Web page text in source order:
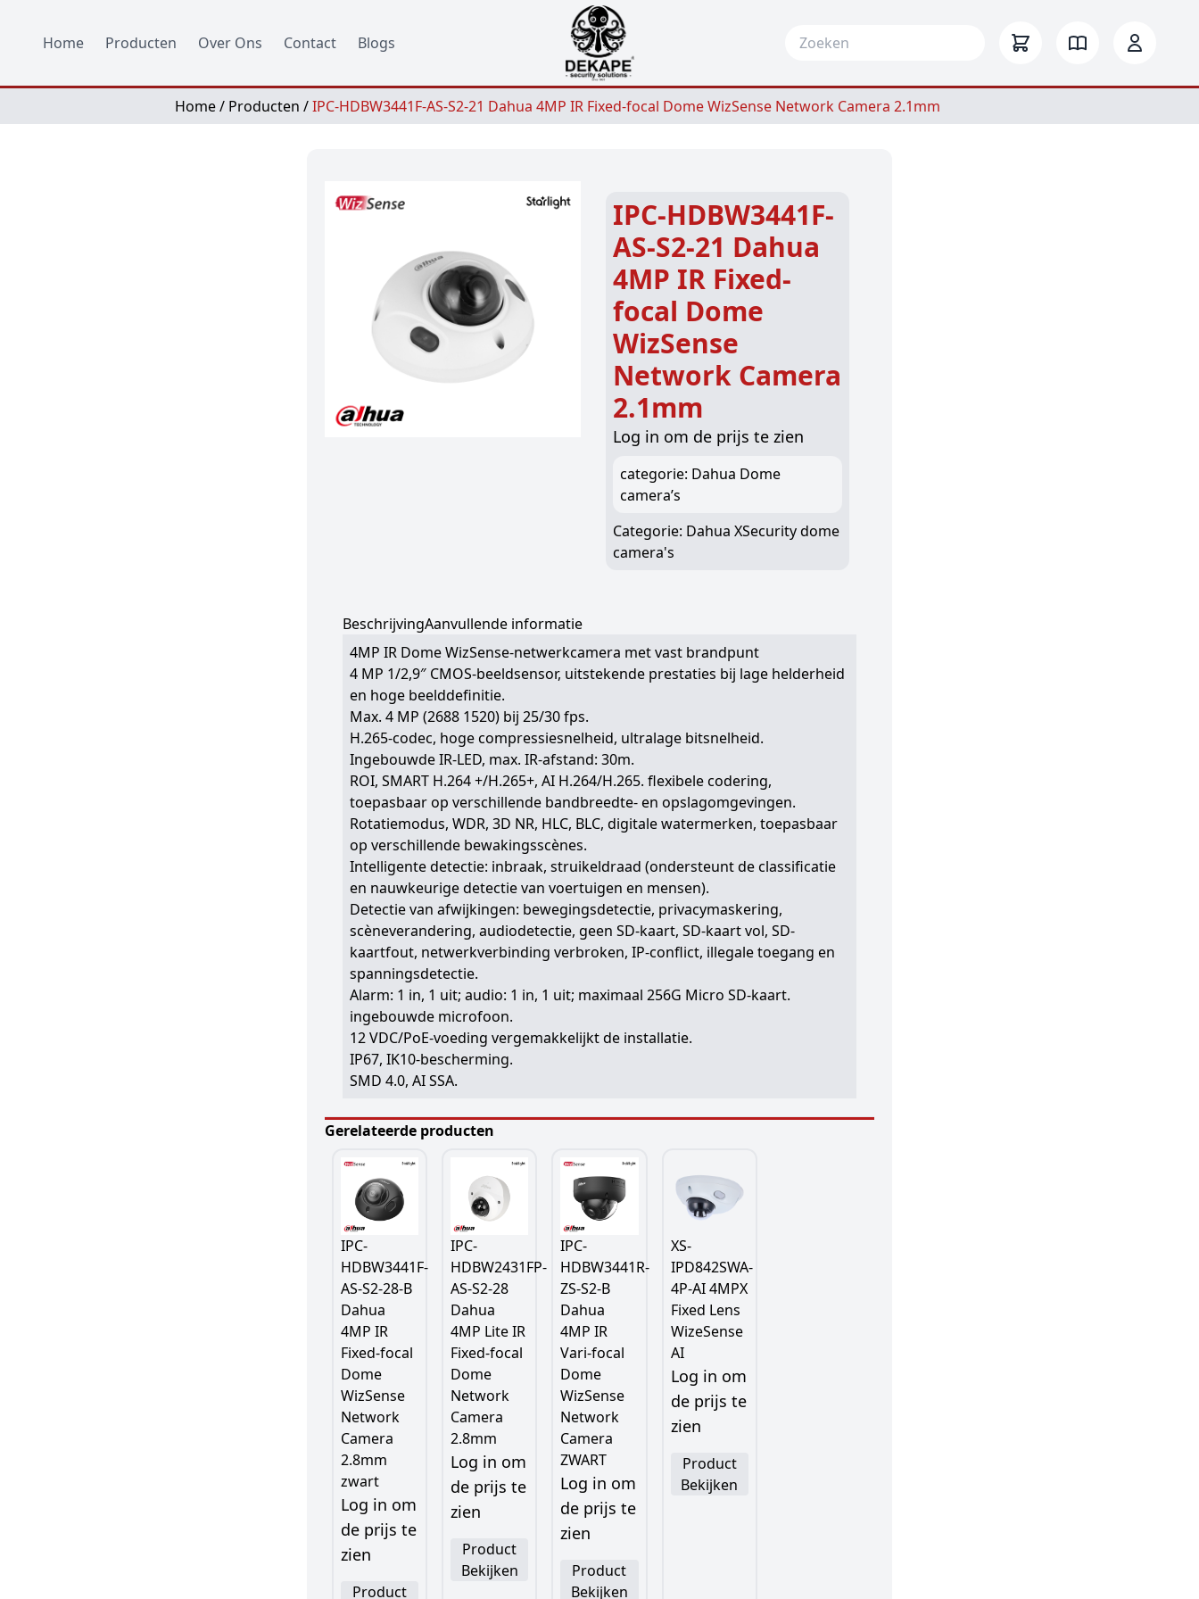
Home Producten Over Ons Contact Blogs Search for:
Home/ Producten /IPC-HDBW3441F-AS-S2-21 Dahua 4MP IR Fixed-focal Dome WizSense Network Camera 2.1mm
IPC-HDBW3441F-
AS-S2-21 Dahua
4MP IR Fixed-
focal Dome
WizSense
Network Camera
2.1mm
Log in om de prijs te zien
categorie: Dahua Dome
camera’s
Categorie: Dahua XSecurity dome
camera's
BeschrijvingAanvullende informatie
4MP IR Dome WizSense-netwerkcamera met vast brandpunt
4 MP 1/2,9″ CMOS-beeldsensor, uitstekende prestaties bij lage helderheid
en hoge beelddefinitie.
Max. 4 MP (2688 1520) bij 25/30 fps.
H.265-codec, hoge compressiesnelheid, ultralage bitsnelheid.
Ingebouwde IR-LED, max. IR-afstand: 30m.
ROI, SMART H.264 +/H.265+, AI H.264/H.265. flexibele codering,
toepasbaar op verschillende bandbreedte- en opslagomgevingen.
Rotatiemodus, WDR, 3D NR, HLC, BLC, digitale watermerken, toepasbaar
op verschillende bewakingsscènes.
Intelligente detectie: inbraak, struikeldraad (ondersteunt de classificatie
en nauwkeurige detectie van voertuigen en mensen).
Detectie van afwijkingen: bewegingsdetectie, privacymaskering,
scèneverandering, audiodetectie, geen SD-kaart, SD-kaart vol, SD-
kaartfout, netwerkverbinding verbroken, IP-conflict, illegale toegang en
spanningsdetectie.
Alarm: 1 in, 1 uit; audio: 1 in, 1 uit; maximaal 256G Micro SD-kaart.
ingebouwde microfoon.
12 VDC/PoE-voeding vergemakkelijkt de installatie.
IP67, IK10-bescherming.
SMD 4.0, AI SSA.
Gerelateerde producten
IPC-
HDBW3441F-
AS-S2-28-B
Dahua
4MP IR
Fixed-focal
Dome
WizSense
Network
Camera
2.8mm
zwart
Log in om
de prijs te
zien
Product
IPC-
HDBW2431FP-
AS-S2-28
Dahua
4MP Lite IR
Fixed-focal
Dome
Network
Camera
2.8mm
Log in om
de prijs te
zien
Product
Bekijken
IPC-
HDBW3441R-
ZS-S2-B
Dahua
4MP IR
Vari-focal
Dome
WizSense
Network
Camera
ZWART
Log in om
de prijs te
zien
Product
Bekijken
XS-
IPD842SWA-
4P-AI 4MPX
Fixed Lens
WizeSense
AI
Log in om
de prijs te
zien
Product
Bekijken